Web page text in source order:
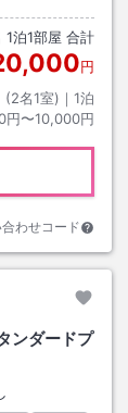
1泊1部屋 合計
円
(2名1室)｜ 1泊
円〜10,000円
わせコード
ンダードプ